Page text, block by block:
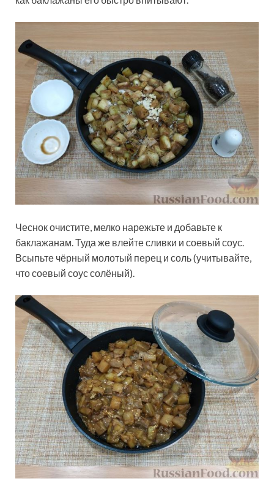
Чеснок очистите, мелко нарежьте и добавьте к
баклажанам. Туда же влейте сливки и соевый соус.
Всыпьте чёрный молотый перец и соль (учитывайте,
что соевый соус солёный).